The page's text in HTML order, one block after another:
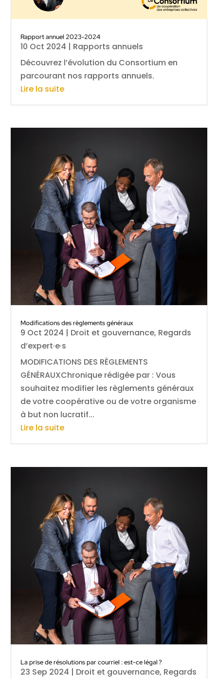
Rapport annuel 2023-2024
10 Oct 2024 | Rapports annuels
Découvrez l’évolution du Consortium en
parcourant nos rapports annuels.
Lire la suite
Modifications des règlements généraux
9 Oct 2024 | Droit et gouvernance, Regards
d’expert·e·s
MODIFICATIONS DES RÈGLEMENTS
GÉNÉRAUXChronique rédigée par : Vous
souhaitez modifier les règlements généraux
de votre coopérative ou de votre organisme
à but non lucratif...
Lire la suite
La prise de résolutions par courriel : est-ce légal ?
23 Sep 2024 | Droit et gouvernance, Regards